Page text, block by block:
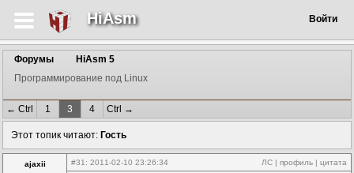
HiAsm Войти
Форумы
HiAsm 5
Программирование под Linux
← Ctrl 1 3 4 Ctrl →
Этот топик читают: Гость
ajaxii #31 : 2011-02-10 23:26:34 ЛС | профиль | цитата